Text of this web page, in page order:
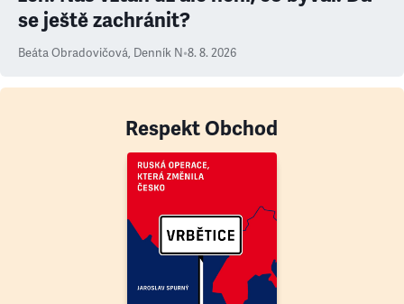
se ještě zachránit?
Beáta Obradovičová, Denník N•8. 8. 2026
Respekt Obchod